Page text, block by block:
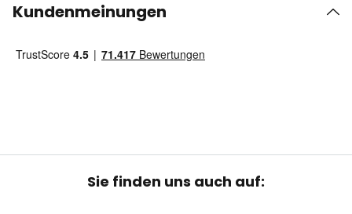
Kundenmeinungen
Sie finden uns auch auf: